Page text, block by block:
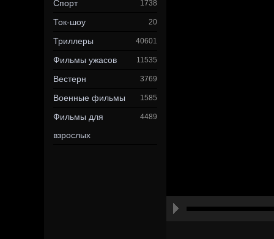
Спорт 1738
Ток-шоу 20
Триллеры 40601
Фильмы ужасов 11535
Вестерн 3769
Военные фильмы 1585
Фильмы для
взрослых
4489